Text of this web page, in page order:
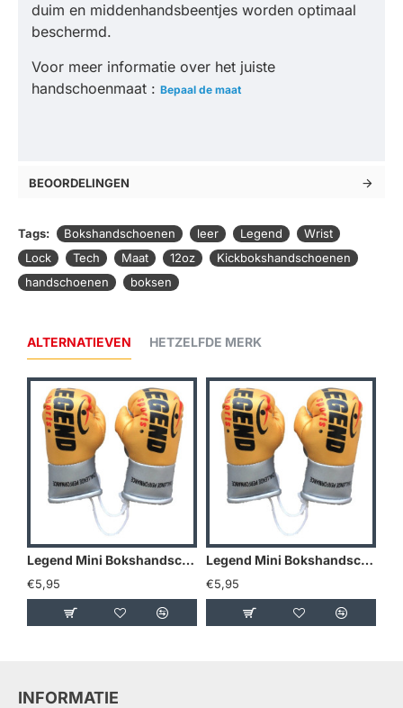
duim en middenhandsbeentjes worden optimaal
beschermd.
Voor meer informatie over het juiste
handschoenmaat : Bepaal de maat
BEOORDELINGEN
Tags: Bokshandschoenen leer Legend
Wrist
Lock
Tech Maat 12oz
Kickbokshandschoenen
handschoenen
boksen
ALTERNATIEVEN HETZELFDE MERK
Legend Mini Bokshandschoenen - Goud/Geel
€5,95
Legend Mini Bokshandschoenen - Holland
€5,95
INFORMATIE